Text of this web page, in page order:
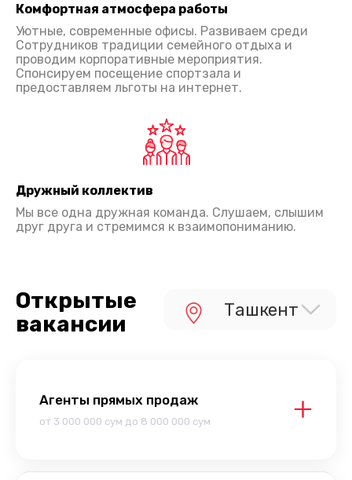
Комфортная атмосфера работы
Уютные, современные офисы. Развиваем среди
Сотрудников традиции семейного отдыха и
проводим корпоративные мероприятия.
Спонсируем посещение спортзала и
предоставляем льготы на интернет.
Дружный коллектив
Мы все одна дружная команда. Слушаем, слышим
друг друга и стремимся к взаимопониманию.
Открытые
вакансии
Ташкент
Агенты прямых продаж
от 3 000 000 сум до 8 000 000 сум